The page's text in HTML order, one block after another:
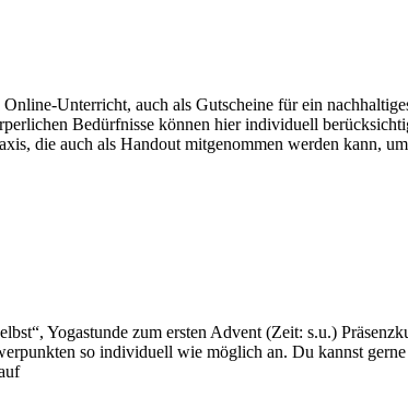
Unterricht, auch als Gutscheine für ein
Bedürfnisse können hier individuell
die auch als Handout mitgenommen werden kann,
Yogastunde zum ersten Advent (Zeit: s.u.)
so individuell wie möglich an. Du kannst